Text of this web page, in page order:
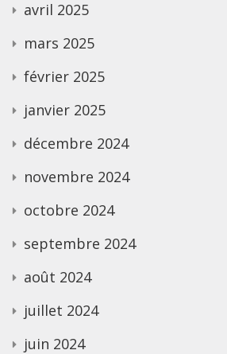
avril 2025
mars 2025
février 2025
janvier 2025
décembre 2024
novembre 2024
octobre 2024
septembre 2024
août 2024
juillet 2024
juin 2024